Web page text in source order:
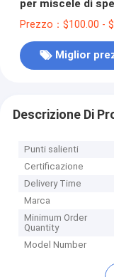
per miscele di
Prezzo：$100.00 -
Miglior
Descrizione Di
Punti salienti
Certificazione
Delivery Time
Marca
Minimum Order
Quantity
Model Number